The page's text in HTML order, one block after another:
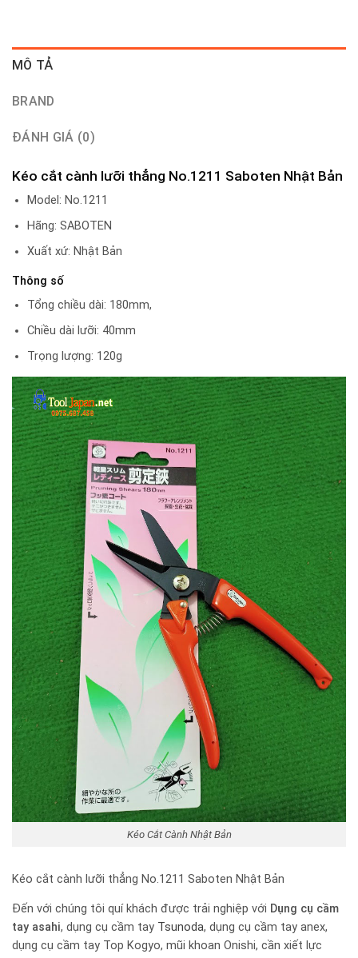
MÔ TẢ
BRAND
ĐÁNH GIÁ (0)
Kéo cắt cành lưỡi thẳng No.1211 Saboten Nhật Bản
Model: No.1211
Hãng: SABOTEN
Xuất xứ: Nhật Bản
Thông số
Tổng chiều dài: 180mm,
Chiều dài lưỡi: 40mm
Trọng lượng: 120g
Kéo Cắt Cành Nhật Bản
Kéo cắt cành lưỡi thẳng No.1211 Saboten Nhật Bản
Đến với chúng tôi quí khách được trải nghiệp với Dụng cụ cầm
tay asahi, dụng cụ cầm tay Tsunoda, dụng cụ cầm tay anex,
dụng cụ cầm tay Top Kogyo, mũi khoan Onishi, cần xiết lực